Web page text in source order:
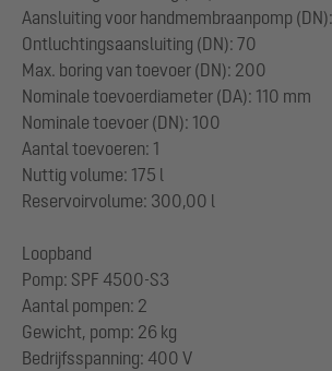
Aansluiting voor handmembraanpomp
Ontluchtingsaansluiting (DN): 70
Max. boring van toevoer (DN): 200
Nominale toevoerdiameter (DA): 110 mm
Nominale toevoer (DN): 100
Aantal toevoeren: 1
Nuttig volume: 175 l
Reservoirvolume: 300,00 l
Loopband
Pomp: SPF 4500-S3
Aantal pompen: 2
Gewicht, pomp: 26 kg
Bedrijfsspanning: 400 V